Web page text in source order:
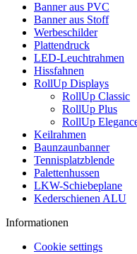
Banner aus PVC
Banner aus Stoff
Werbeschilder
Plattendruck
LED-Leuchtrahmen
Hissfahnen
RollUp Displays
RollUp Classic
RollUp Plus
RollUp
Keilrahmen
Baunzaunbanner
Tennisplatzblende
Palettenhussen
LKW-Schiebeplane
Kederschienen ALU
Informationen
Cookie settings